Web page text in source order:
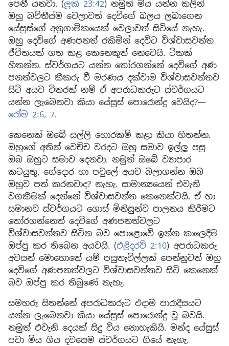
පෙනී යනවා. (ලූක් 23:42) නමුත් මිය යන්න කලින්
ඔහු බව්තීස්ම වෙලාවත් දෙවිගේ බලය ලබාගෙන
යේසුස්ගේ අනුගාමිකයෙක් වෙලාවත් සිටියේ නැහැ.
ඔහු දෙවිගේ අණපනත් රකිමින් දෙවිට විශ්වාසවන්ත
ජීවිතයක් ගත කළ කෙනෙකුත් නෙවෙයි. ටිකක්
හිතන්න. ස්වර්ගයට යන්න තෝරගන්නේ දෙවිගේ අණ
පනත්වලට කීකරු වී මරණය දක්වාම විශ්වාසවන්තව
සිටි අයව විතරක් නම් ඒ අපරාධකරුට ස්වර්ගයට
යන්න ලැබෙනවා කියා යේසුස් පොරොන්දු වෙයිද?—
රෝම 2:6, 7.
කෙනෙක් ඔබේ සල්ලි හොරකම් කළා කියා හිතන්න.
ඔහුගේ අතින් වෙච්ච වරදට ඔහු සමාව ඉල්ලූ පසු
ඔබ ඔහුට සමාව දෙනවා. නමුත් ඔබේ ව්‍යාපාර
කටයුතු, ගේදොර හා පවුලේ අයව බලාගන්න ඔබ
ඔහුව පත් කරනවාද? නැහැ. සාමාන්‍යයෙන් එවැනි
වගකීමක් දෙන්නේ විශ්වාසවන්ත කෙනෙක්ටයි. ඒ හා
සමානව ස්වර්ගයට ගොස් මිනිසුන්ව පාලනය කිරීමට
තෝරගන්නෙත් දෙවිගේ අණපනත්වලට
විශ්වාසවන්තව සිටින බව පොළොවේ ඉන්න කාලෙදිම
ඔප්පු කර තිබෙන අයවයි. (එළිදරව් 2:10) අපරාධකරු
අවසන් මොහොතේ යම් පසුතැවිල්ලක් පෙන්නුවත් ඔහු
දෙවිගේ අණපනත්වලට විශ්වාසවන්තව සිටි කෙනෙක්
බව ඔප්පු කර තිබුණේ නැහැ.
සමහරු සිතන්නේ අපරාධකරුට එදාම පාරාදීසයට
යන්න ලැබෙනවා කියා යේසුස් පොරොන්දු වූ බවයි.
නමුත් එවැනි දෙයක් සිදු විය නොහැකියි. මන්ද යේසුස්
පවා මිය ගිය දවසෙම ස්වර්ගයට ගියේ නැහැ.